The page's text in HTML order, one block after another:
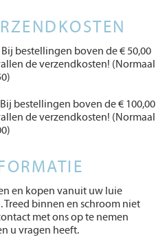
Bij bestellingen boven de € 50,00
de verzendkosten! (Normaal
Bij bestellingen boven de € 100,00
de verzendkosten! (Normaal
en kopen vanuit uw luie
Treed binnen en schroom niet
met ons op te nemen
u vragen heeft.